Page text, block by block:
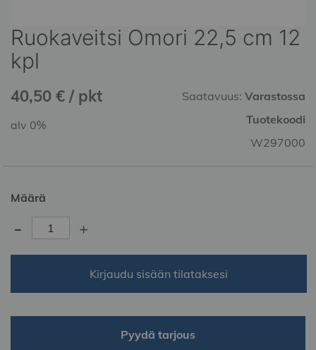
Ruokaveitsi Omori 22,5 cm 12
kpl
40,50 € / pkt Saatavuus: Varastossa
Tuotekoodi
W297000
alv 0%
Määrä
- +
Kirjaudu sisään tilataksesi
Pyydä tarjous
Skip
to
the
of
images